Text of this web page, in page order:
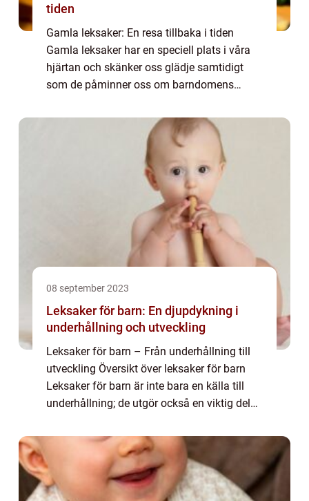
tiden
Gamla leksaker: En resa tillbaka i tiden
Gamla leksaker har en speciell plats i våra
hjärtan och skänker oss glädje samtidigt
som de påminner oss om barndomens
föremål har överlevt årtionden och blivit
08 september 2023
Leksaker för barn: En djupdykning i
underhållning och utveckling
Leksaker för barn – Från underhållning till
utveckling Översikt över leksaker för barn
Leksaker för barn är inte bara en källa till
underhållning; de utgör också en viktig del
barn uttrycka sin fantasi, t...